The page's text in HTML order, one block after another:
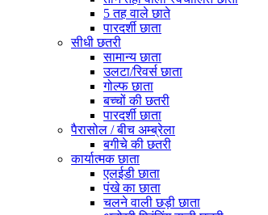
5 तह वाले छाते
पारदर्शी छाता
सीधी छतरी
सामान्य छाता
उलटा/रिवर्स छाता
गोल्फ छाता
बच्चों की छतरी
पारदर्शी छाता
पैरासोल / बीच अम्ब्रेला
बगीचे की छतरी
कार्यात्मक छाता
एलईडी छाता
पंखे का छाता
चलने वाली छड़ी छाता